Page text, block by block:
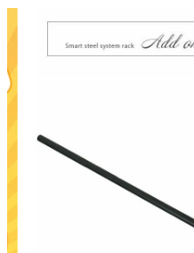
キーワード・商品番号で探す
冷感ラグ